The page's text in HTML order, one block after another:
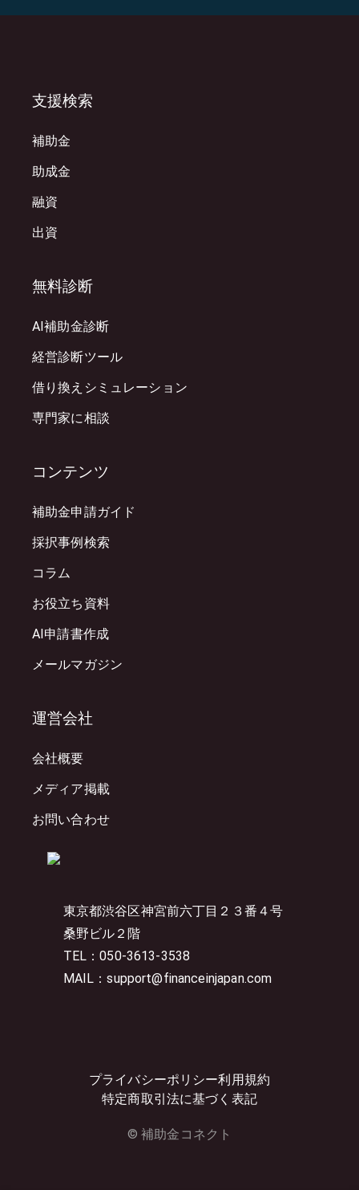
東京都渋谷区神宮前六丁目２３番４号
桑野ビル２階
TEL：050-3613-3538
MAIL：support@financeinjapan.com
プライバシーポリシー利用規約
特定商取引法に基づく表記
© 補助金コネクト
支援検索
補助金
助成金
融資
出資
無料診断
AI補助金診断
経営診断ツール
借り換えシミュレーション
専門家に相談
コンテンツ
補助金申請ガイド
採択事例検索
コラム
お役立ち資料
AI申請書作成
メールマガジン
運営会社
会社概要
メディア掲載
お問い合わせ